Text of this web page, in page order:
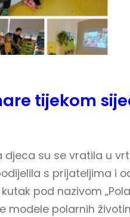
tijekom
djeca su se vratila u
s prijateljima i
pod nazivom
modele polarnih